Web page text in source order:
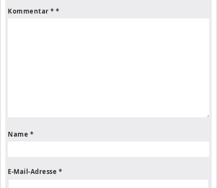
Kommentar *
Name *
E-Mail-Adresse *